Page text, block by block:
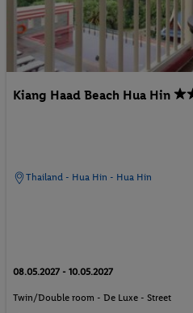
Kiang Haad Beach Hua Hin
Thailand - Hua Hin - Hua Hin
08.05.2027 - 10.05.2027
Twin/Double room - De Luxe - Street